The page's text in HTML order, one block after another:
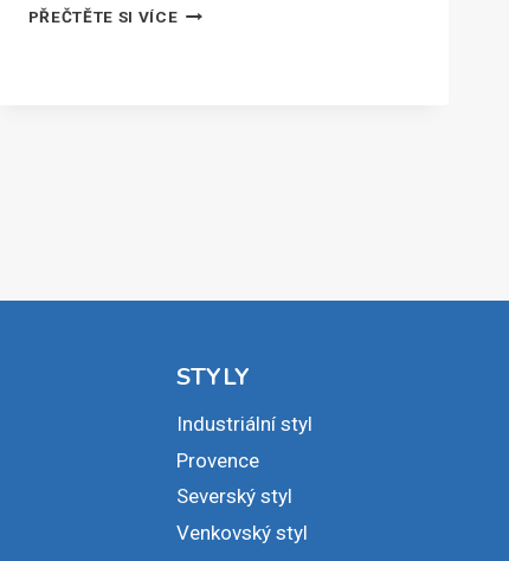
PŘEČTĚTE SI VÍCEJAK
STYLY
Industriální styl
Provence
Severský styl
Venkovský styl